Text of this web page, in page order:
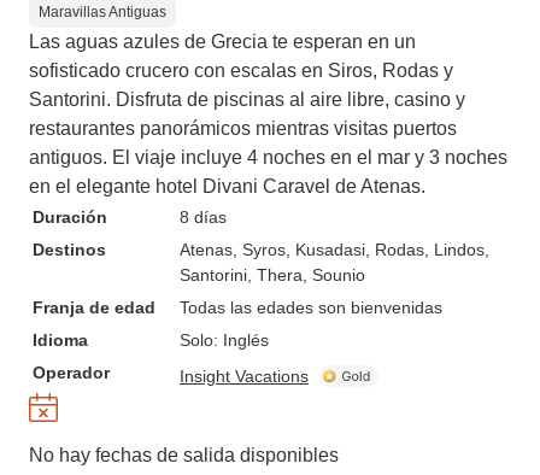
Maravillas Antiguas
Las aguas azules de Grecia te esperan en un
sofisticado crucero con escalas en Siros, Rodas y
Santorini. Disfruta de piscinas al aire libre, casino y
restaurantes panorámicos mientras visitas puertos
antiguos. El viaje incluye 4 noches en el mar y 3 noches
en el elegante hotel Divani Caravel de Atenas.
Duración
8 días
Destinos
Atenas , Syros , Kusadasi , Rodas , Lindos
Santorini , Thera , Sounio
Franja de edad
Todas las edades son bienvenidas
Idioma
Solo: Inglés
Operador
Insight Vacations
No hay fechas de salida disponibles